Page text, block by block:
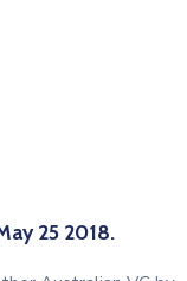
25 2018.